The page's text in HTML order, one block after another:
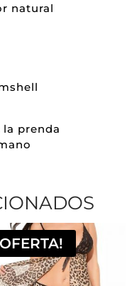
natural
prenda